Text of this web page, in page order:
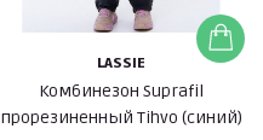
LASSIE
Комбинезон Suprafil
прорезиненный Tihvo (синий)